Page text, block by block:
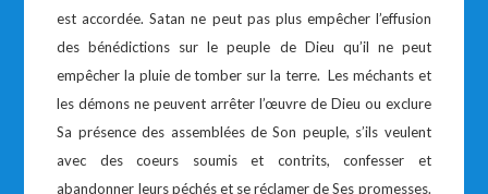
est accordée. Satan ne peut pas plus empêcher l’effusion
des bénédictions sur le peuple de Dieu qu’il ne peut
empêcher la pluie de tomber sur la terre. Les méchants et
les démons ne peuvent arrêter l’œuvre de Dieu ou exclure
Sa présence des assemblées de Son peuple, s’ils veulent
avec des coeurs soumis et contrits, confesser et
abandonner leurs péchés et se réclamer de Ses promesses.